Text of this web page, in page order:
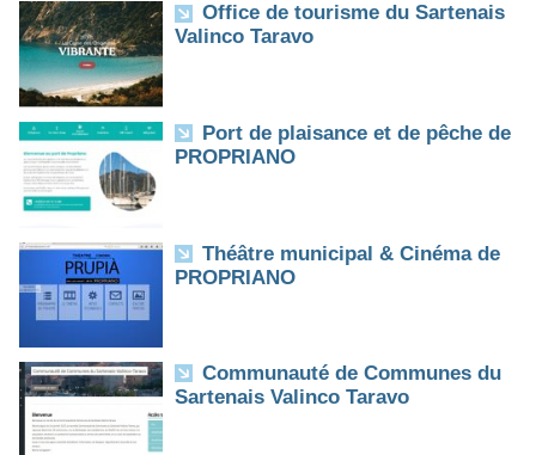
Office de tourisme du Sartenais
Valinco Taravo
Port de plaisance et de pêche de
PROPRIANO
Théâtre municipal & Cinéma de
PROPRIANO
Communauté de Communes du
Sartenais Valinco Taravo